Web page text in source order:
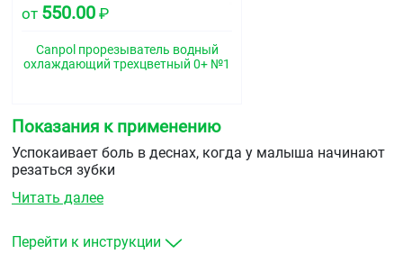
от 550.00 ₽
Canpol прорезыватель водный
охлаждающий трехцветный 0+ №1
Показания к применению
Успокаивает боль в деснах, когда у малыша начинают
резаться зубки
Читать далее
Перейти к инструкции